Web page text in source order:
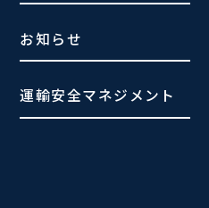
お知らせ
運輸安全マネジメント